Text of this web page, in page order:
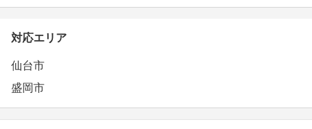
対応エリア
仙台市
盛岡市